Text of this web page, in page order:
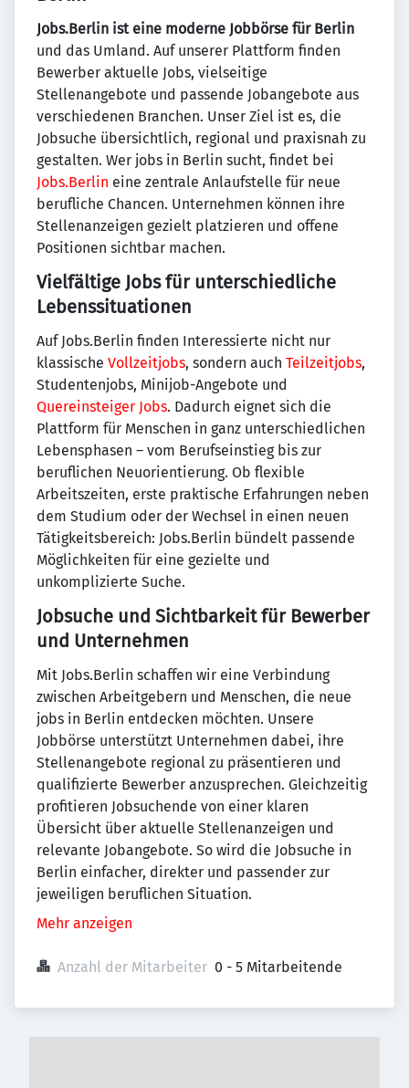
Jobs.Berlin ist eine moderne Jobbörse für Berlin
und das Umland. Auf unserer Plattform finden
Bewerber aktuelle Jobs, vielseitige
Stellenangebote und passende Jobangebote aus
verschiedenen Branchen. Unser Ziel ist es, die
Jobsuche übersichtlich, regional und praxisnah zu
gestalten. Wer jobs in Berlin sucht, findet bei
Jobs.Berlin eine zentrale Anlaufstelle für neue
berufliche Chancen. Unternehmen können ihre
Stellenanzeigen gezielt platzieren und offene
Positionen sichtbar machen.
Vielfältige Jobs für unterschiedliche
Lebenssituationen
Auf Jobs.Berlin finden Interessierte nicht nur
klassische Vollzeitjobs, sondern auch Teilzeitjobs,
Studentenjobs, Minijob-Angebote und
Quereinsteiger Jobs. Dadurch eignet sich die
Plattform für Menschen in ganz unterschiedlichen
Lebensphasen – vom Berufseinstieg bis zur
beruflichen Neuorientierung. Ob flexible
Arbeitszeiten, erste praktische Erfahrungen neben
dem Studium oder der Wechsel in einen neuen
Tätigkeitsbereich: Jobs.Berlin bündelt passende
Möglichkeiten für eine gezielte und
unkomplizierte Suche.
Jobsuche und Sichtbarkeit für Bewerber
und Unternehmen
Mit Jobs.Berlin schaffen wir eine Verbindung
zwischen Arbeitgebern und Menschen, die neue
jobs in Berlin entdecken möchten. Unsere
Jobbörse unterstützt Unternehmen dabei, ihre
Stellenangebote regional zu präsentieren und
qualifizierte Bewerber anzusprechen. Gleichzeitig
profitieren Jobsuchende von einer klaren
Übersicht über aktuelle Stellenanzeigen und
relevante Jobangebote. So wird die Jobsuche in
Berlin einfacher, direkter und passender zur
jeweiligen beruflichen Situation.
Mehr anzeigen
Anzahl der Mitarbeiter 0 - 5 Mitarbeitende